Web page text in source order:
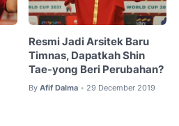
Resmi Jadi Arsitek Baru
Timnas, Dapatkah Shin
Tae-yong Beri Perubahan?
By Afif Dalma • 29 December 2019